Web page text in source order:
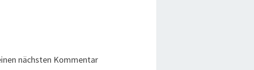
nächsten Kommentar